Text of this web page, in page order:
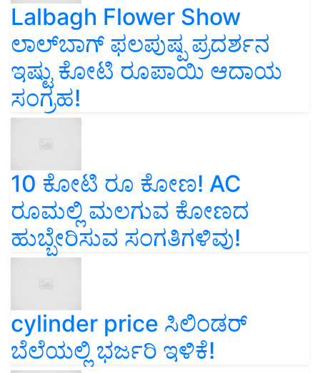
Lalbagh Flower Show
ಲಾಲ್‌ಬಾಗ್ ಫಲಪುಷ್ಪ ಪ್ರದರ್ಶನ
ಇಷ್ಟು ಕೋಟಿ ರೂಪಾಯಿ ಆದಾಯ
ಸಂಗ್ರಹ!
10 ಕೋಟಿ ರೂ ಕೋಣ! AC
ರೂಮಲ್ಲಿ ಮಲಗುವ ಕೋಣದ
ಹುಬ್ಬೇರಿಸುವ ಸಂಗತಿಗಳಿವು!
cylinder price ಸಿಲಿಂಡರ್‌
ಬೆಲೆಯಲ್ಲಿ ಭರ್ಜರಿ ಇಳಿಕೆ!